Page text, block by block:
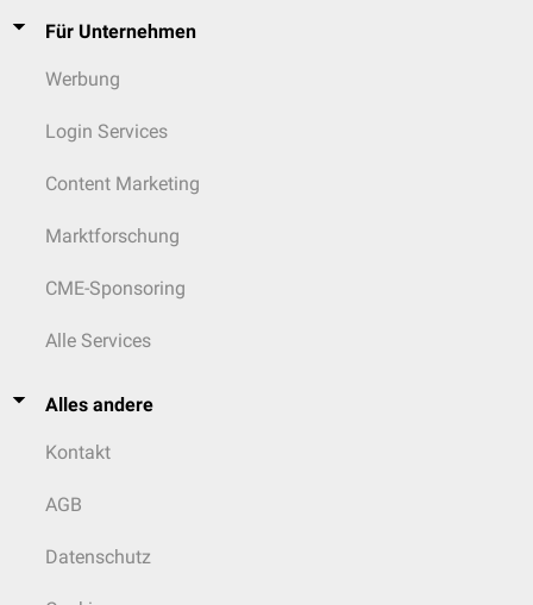
Für Unternehmen
Werbung
Login Services
Content Marketing
Marktforschung
CME-Sponsoring
Alle Services
Alles andere
Kontakt
AGB
Datenschutz